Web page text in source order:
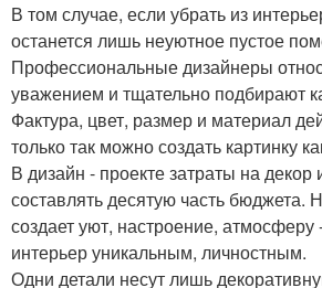
В том случае, если убрать из
останется лишь неуютное пустое
Профессиональные дизайнеры
уважением и тщательно подбирают
Фактура, цвет, размер и материал
только так можно создать картинку
В дизайн - проекте затраты на декор
составлять десятую часть бюджета.
создает уют, настроение, атмосферу
интерьер уникальным, личностным.
Одни детали несут лишь